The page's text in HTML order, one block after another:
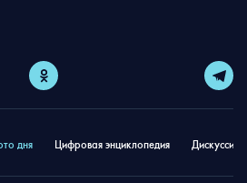
дня Цифровая энциклопедия